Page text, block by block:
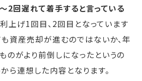
2回遅れて着手すると言っている
上げ1回目、2回目となっています
も資産売却が進むのではないか、年
のがより前倒しになったというの
ら連想した内容となります。